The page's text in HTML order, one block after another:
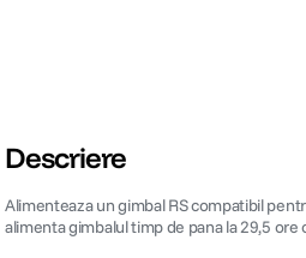
Descriere
Alimenteaza un gimbal RS compatibil
alimenta gimbalul timp de pana la 29,5 ore